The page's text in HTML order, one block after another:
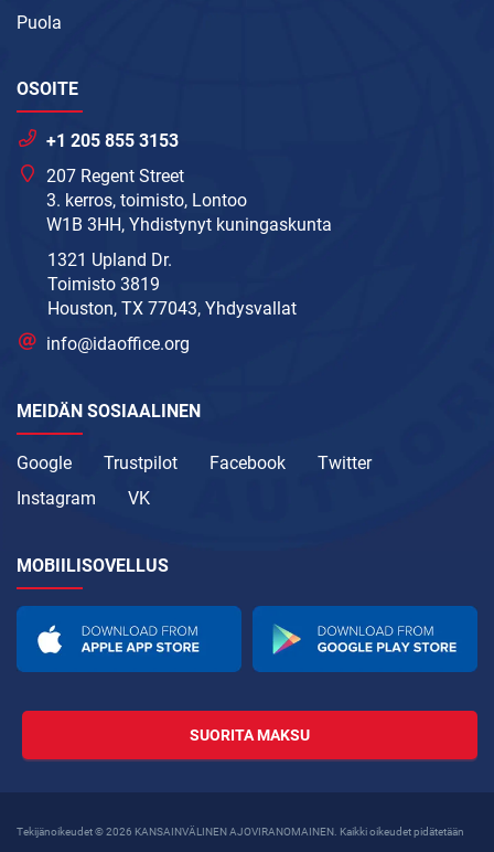
Puola
OSOITE
+1 205 855 3153
207 Regent Street
3. kerros, toimisto, Lontoo
W1B 3HH, Yhdistynyt kuningaskunta
1321 Upland Dr.
Toimisto 3819
Houston, TX 77043, Yhdysvallat
info@idaoffice.org
MEIDÄN SOSIAALINEN
Google Trustpilot Facebook
Twitter
Instagram
VK
MOBIILISOVELLUS
SUORITA MAKSU
Tekijänoikeudet © 2026 KANSAINVÄLINEN AJOVIRANOMAINEN. Kaikki oikeudet pidätetään